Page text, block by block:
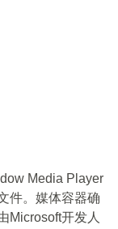
Media Player
件。媒体容器确
Microsoft开发人